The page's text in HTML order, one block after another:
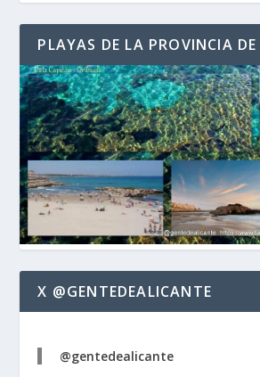
PLAYAS DE LA PROVINCIA
X @GENTEDEALICANTE
@gentedealicante